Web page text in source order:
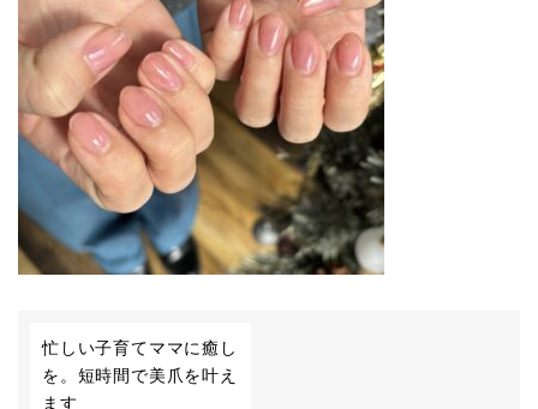
忙しい子育てママに癒し
を。短時間で美爪を叶え
ます